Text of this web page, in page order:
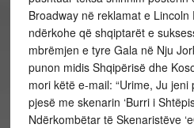
Broadway në reklamat e Lincoln
ndërkohe që shqiptarët e
mbrëmjen e tyre Gala në Nju
punon midis Shqipërisë dhe
mori këtë e-mail: “Urime, Ju
pjesë me skenarin ‘Burri i
Ndërkombëtar të Skenaristëve